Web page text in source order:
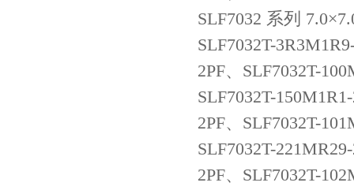
SLF7032 系列
SLF7032T-
2PF、SLF7032T-
SLF7032T-
2PF、SLF7032T-
SLF7032T-
2PF、SLF7032T-